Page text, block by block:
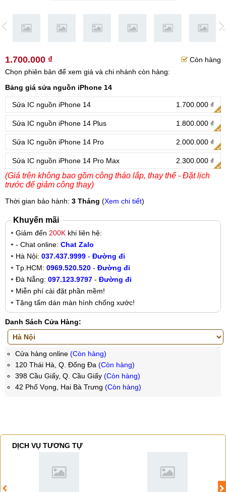
1.700.000 ₫
Còn hàng
Chọn phiên bản để xem giá và chi nhánh còn hàng:
Bảng giá sửa nguồn iPhone 14
Sửa IC nguồn iPhone 14 1.700.000 ₫
Sửa IC nguồn iPhone 14 Plus 1.800.000 ₫
Sửa IC nguồn iPhone 14 Pro 2.000.000 ₫
Sửa IC nguồn iPhone 14 Pro Max 2.300.000 ₫
(Giá trên không bao gồm công tháo lắp, thay thế - Đặt lịch
trước để giảm công thay)
Thời gian bảo hành: 3 Tháng (Xem chi tiết)
Khuyến mãi
Giảm đến 200K khi liên hệ:
- Chat online: Chat Zalo
Hà Nội: 037.437.9999 - Đường đi
Tp.HCM: 0969.520.520 - Đường đi
Đà Nẵng: 097.123.9797 - Đường đi
Miễn phí cài đặt phần mềm!
Tặng tấm dán màn hình chống xước!
Danh Sách Cửa Hàng:
Cửa hàng online (Còn hàng)
120 Thái Hà, Q. Đống Đa (Còn hàng)
398 Cầu Giấy, Q. Cầu Giấy (Còn hàng)
42 Phố Vọng, Hai Bà Trưng (Còn hàng)
DỊCH VỤ TƯƠNG TỰ